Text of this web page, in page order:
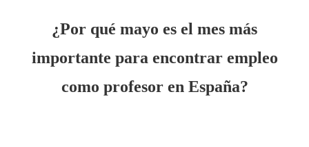
¿Por qué mayo es el mes más
importante para encontrar empleo
como profesor en España?